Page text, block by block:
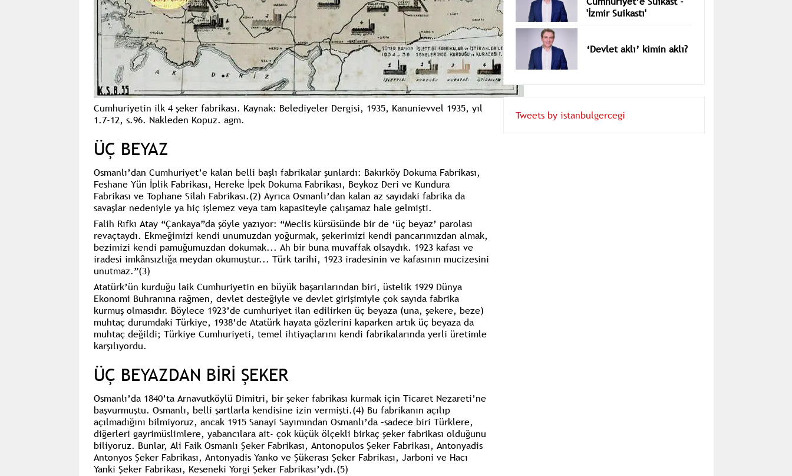
Cumhuriyetin ilk 4 şeker fabrikası. Kaynak: Belediyeler Dergisi, 1935, Kanunievvel 1935, yıl
1.7-12, s.96. Nakleden Kopuz. agm.
ÜÇ BEYAZ
Osmanlı’dan Cumhuriyet’e kalan belli başlı fabrikalar şunlardı: Bakırköy Dokuma Fabrikası,
Feshane Yün İplik Fabrikası, Hereke İpek Dokuma Fabrikası, Beykoz Deri ve Kundura
Fabrikası veTophane Silah Fabrikası.(2) Ayrıca Osmanlı’dan kalan az sayıdaki fabrika da
savaşlar nedeniyle ya hiç işlemez veya tam kapasiteyle çalışamaz hale gelmişti.
Falih Rıfkı Atay “Çankaya”da şöyle yazıyor: “Meclis kürsüsünde bir de ‘üç beyaz’ parolası
revaçtaydı. Ekmeğimizi kendi unumuzdan yoğurmak, şekerimizi kendi pancarımızdan almak,
bezimizi kendi pamuğumuzdan dokumak... Ah bir buna muvaffak olsaydık. 1923 kafası ve
iradesi imkânsızlığa meydan okumuştur... Türk tarihi, 1923 iradesinin ve kafasının mucizesini
unutmaz.”(3)
Atatürk’ün kurduğu laik Cumhuriyetin en büyük başarılarından biri, üstelik 1929 Dünya
Ekonomi Buhranına rağmen, devlet desteğiyle ve devlet girişimiyle çok sayıda fabrika
kurmuş olmasıdır. Böylece 1923’de cumhuriyet ilan edilirken üç beyaza (una, şekere, beze)
muhtaç durumdaki Türkiye, 1938’de Atatürk hayata gözlerini kaparken artık üç beyaza da
muhtaç değildi; Türkiye Cumhuriyeti, temel ihtiyaçlarını kendi fabrikalarında yerli üretimle
karşılıyordu.
ÜÇ BEYAZDAN BİRİ ŞEKER
Osmanlı’da 1840’ta Arnavutköylü Dimitri, bir şeker fabrikası kurmak için Ticaret Nezareti’ne
başvurmuştu. Osmanlı, belli şartlarla kendisine izin vermişti.(4) Bu fabrikanın açılıp
açılmadığını bilmiyoruz, ancak 1915 Sanayi Sayımından Osmanlı’da –sadece biri Türklere,
diğerleri gayrimüslimlere, yabancılara ait- çok küçük ölçekli birkaç şeker fabrikası olduğunu
biliyoruz. Bunlar, Ali Faik Osmanlı Şeker Fabrikası, Antonopulos Şeker Fabrikası, Antonyadis
Antonyos Şeker Fabrikası, Antonyadis Yanko ve Şükerası Şeker Fabrikası, Jarboni ve Hacı
Yanki Şeker Fabrikası, Keseneki Yorgi Şeker Fabrikası’ydı.(5)
Atatürk’e ve
Cumhuriyet’e Suikast -